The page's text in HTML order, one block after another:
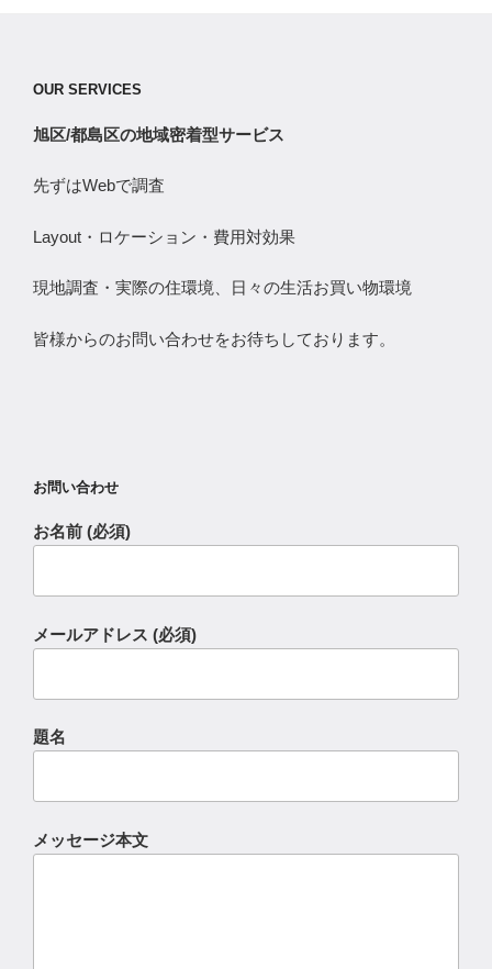
OUR SERVICES
旭区/都島区の地域密着型サービス
先ずはWebで調査
Layout・ロケーション・費用対効果
現地調査・実際の住環境、日々の生活お買い物環境
皆様からのお問い合わせをお待ちしております。
お問い合わせ
お名前 (必須)
メールアドレス (必須)
題名
メッセージ本文